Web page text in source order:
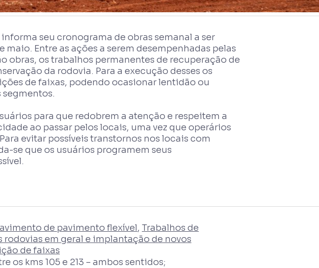
seu cronograma de obras semanal a ser
maio. Entre as ações a serem desempenhadas pelas
obras, os trabalhos permanentes de recuperação de
da rodovia. Para a execução desses os
de faixas, podendo ocasionar lentidão ou
segmentos.
para que redobrem a atenção e respeitem a
ao passar pelos locais, uma vez que operários
evitar possíveis transtornos nos locais com
se que os usuários programem seus
de pavimento flexível, Trabalhos de
em geral e implantação de novos
de faixas
os kms 105 e 213 – ambos sentidos;